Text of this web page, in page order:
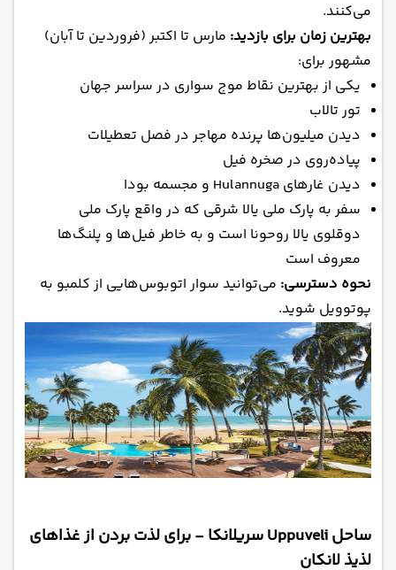
می‌کنند.
بهترین زمان برای بازدید: مارس تا اکتبر (فروردین تا آبان)
مشهور برای:
یکی از بهترین نقاط موج سواری در سراسر جهان
تور تالاب
دیدن میلیون‌ها پرنده مهاجر در فصل تعطیلات
پیاده‌روی در صخره‌ فیل
دیدن غارهای Hulannuga و مجسمه بودا
سفر به پارک ملی یالا شرقی که در واقع پارک ملی
دوقلوی یالا روحونا است و به خاطر فیل‌ها و پلنگ‌ها
معروف است
نحوه دسترسی: می‌توانید سوار اتوبوس‌‌هایی از کلمبو به
پوتوویل شوید.
ساحل Uppuveli سریلانکا - برای لذت بردن از غذاهای
لذیذ لانکان